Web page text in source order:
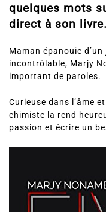
quelques mots
direct à son livre.
Maman épanouie
incontrôlable, Marjy
important de paroles.
Curieuse dans l’âme
chimiste la rend
passion et écrire un